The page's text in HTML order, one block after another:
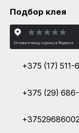
Подбор клея
+375 (17) 511-
+375 (29)